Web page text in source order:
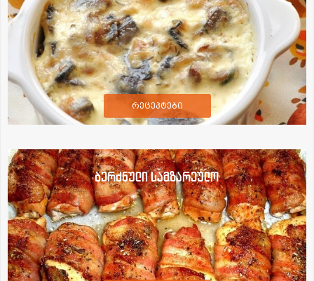
რეცეპტები
ბერძნული სამზარეულო